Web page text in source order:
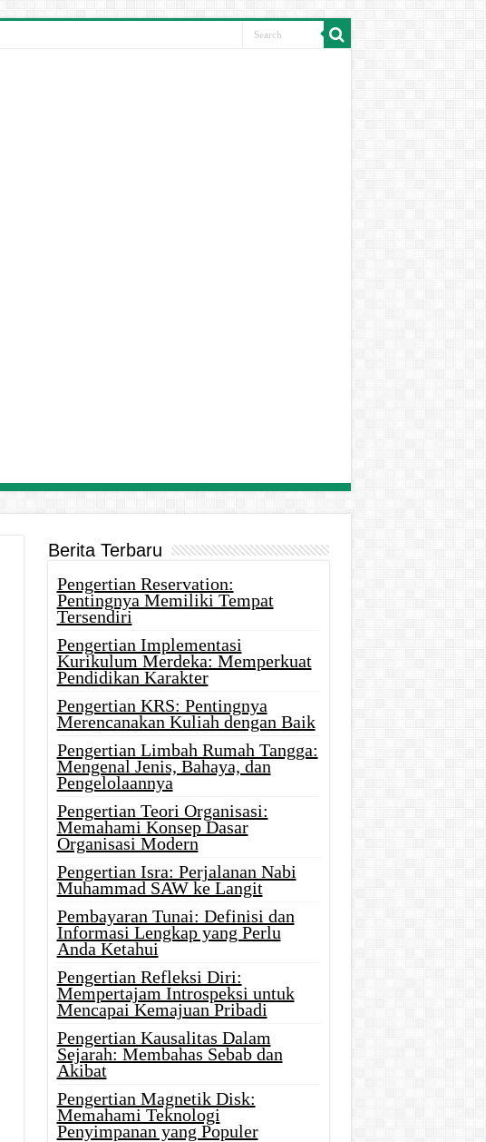
Berita Terbaru
Pengertian Reservation:
Pentingnya Memiliki Tempat
Tersendiri
Pengertian Implementasi
Kurikulum Merdeka: Memperkuat
Pendidikan Karakter
Pengertian KRS: Pentingnya
Merencanakan Kuliah dengan Baik
Pengertian Limbah Rumah Tangga:
Mengenal Jenis, Bahaya, dan
Pengelolaannya
Pengertian Teori Organisasi:
Memahami Konsep Dasar
Organisasi Modern
Pengertian Isra: Perjalanan Nabi
Muhammad SAW ke Langit
Pembayaran Tunai: Definisi dan
Informasi Lengkap yang Perlu
Anda Ketahui
Pengertian Refleksi Diri:
Mempertajam Introspeksi untuk
Mencapai Kemajuan Pribadi
Pengertian Kausalitas Dalam
Sejarah: Membahas Sebab dan
Akibat
Pengertian Magnetik Disk:
Memahami Teknologi
Penyimpanan yang Populer